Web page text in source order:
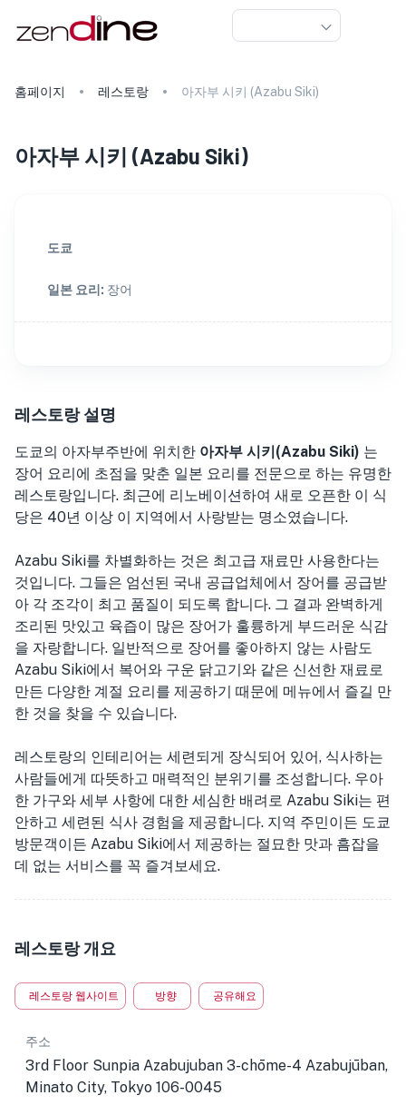
홈페이지 레스토랑 아자부 시키 (Azabu Siki)
아자부 시키 (Azabu Siki)
도쿄
일본 요리 : 장어
레스토랑 설명
도쿄의 아자부주반에 위치한 아자부 시키(Azabu Siki) 는
장어 요리에 초점을 맞춘 일본 요리를 전문으로 하는 유명한
레스토랑입니다. 최근에 리노베이션하여 새로 오픈한 이 식
당은 40년 이상 이 지역에서 사랑받는 명소였습니다.
Azabu Siki를 차별화하는 것은 최고급 재료만 사용한다는
것입니다. 그들은 엄선된 국내 공급업체에서 장어를 공급받
아 각 조각이 최고 품질이 되도록 합니다. 그 결과 완벽하게
조리된 맛있고 육즙이 많은 장어가 훌륭하게 부드러운 식감
을 자랑합니다. 일반적으로 장어를 좋아하지 않는 사람도
Azabu Siki에서 복어와 구운 닭고기와 같은 신선한 재료로
만든 다양한 계절 요리를 제공하기 때문에 메뉴에서 즐길 만
한 것을 찾을 수 있습니다.
레스토랑의 인테리어는 세련되게 장식되어 있어, 식사하는
사람들에게 따뜻하고 매력적인 분위기를 조성합니다. 우아
한 가구와 세부 사항에 대한 세심한 배려로 Azabu Siki는 편
안하고 세련된 식사 경험을 제공합니다. 지역 주민이든 도쿄
방문객이든 Azabu Siki에서 제공하는 절묘한 맛과 흠잡을
데 없는 서비스를 꼭 즐겨보세요.
레스토랑 개요
레스토랑 웹사이트 방향 공유해요
주소
3rd Floor Sunpia Azabujuban 3-chōme-4 Azabujūban,
Minato City, Tokyo 106-0045